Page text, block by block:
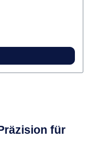
grau
= 50
Stangen